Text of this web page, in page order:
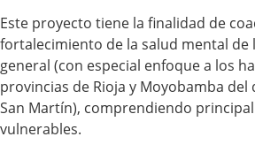
Este proyecto tiene la finalidad de
fortalecimiento de la salud mental de
general (con especial enfoque a los
provincias de Rioja y Moyobamba
San Martín), comprendiendo
vulnerables.